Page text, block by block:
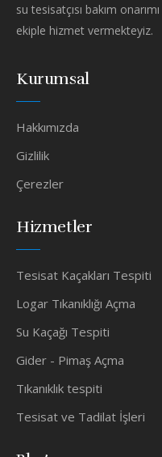
su tesisatçısı bakım
ekiple hizmet vermekteyiz.
Kurumsal
Hakkımızda
Gizlilik
Çerezler
Hizmetler
Tesisat Kaçakları Tespiti
Logar Tıkanıklığı Açma
Su Kaçağı Tespiti
Gider - Pimaş Açma
Tıkanıklık tespiti
Tesisat ve Tadilat İşleri